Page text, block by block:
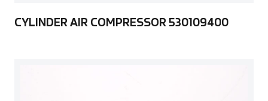
CYLINDER AIR COMPRESSOR 530109400